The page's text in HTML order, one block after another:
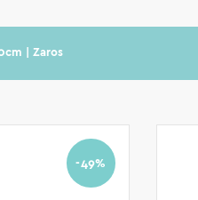
| Zaros
-49%